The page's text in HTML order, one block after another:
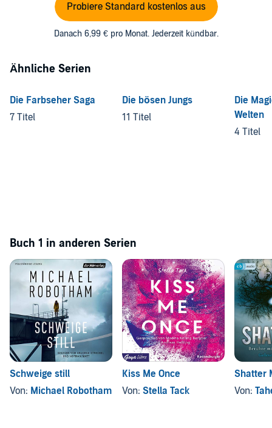
Probiere Standard kostenlos aus
Danach 6,99 € pro Monat. Jederzeit kündbar.
Ähnliche Serien
Die Farbseher Saga
7 Titel
Die bösen Jungs
11 Titel
Die
Welten
4 Titel
Buch 1 in anderen Serien
Schweige still
Von: Michael Robotham
Kiss Me Once
Von: Stella Tack
Shatter
Von: